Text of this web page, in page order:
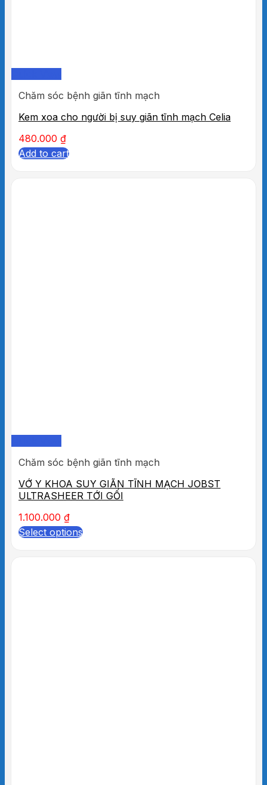
Chăm sóc bệnh giãn tĩnh mạch
Kem xoa cho người bị suy giãn tĩnh mạch Celia
480.000 ₫
Add to cart
Chăm sóc bệnh giãn tĩnh mạch
VỚ Y KHOA SUY GIÃN TĨNH MẠCH JOBST
ULTRASHEER TỚI GỐI
1.100.000 ₫
Select options